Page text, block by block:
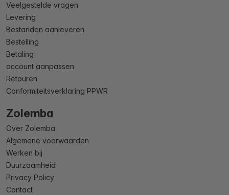
Veelgestelde vragen
Levering
Bestanden aanleveren
Bestelling
Betaling
account aanpassen
Retouren
Conformiteitsverklaring PPWR
Zolemba
Over Zolemba
Algemene voorwaarden
Werken bij
Duurzaamheid
Privacy Policy
Contact